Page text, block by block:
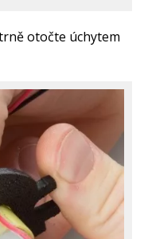
otočte úchytem